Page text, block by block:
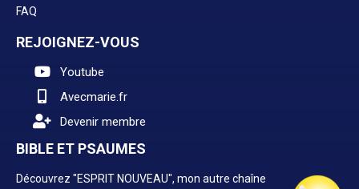
FAQ
REJOIGNEZ-VOUS
Youtube
Avecmarie.fr
Devenir membre
BIBLE ET PSAUMES
Découvrez "ESPRIT NOUVEAU", mon autre chaîne